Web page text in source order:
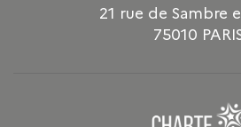
21 rue de Sambre
75010